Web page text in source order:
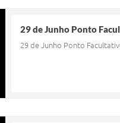
29 de Junho Ponto
29 de Junho Ponto